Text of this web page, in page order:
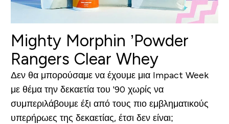
Mighty Morphin ’Powder
Rangers Clear Whey
Δεν θα μπορούσαμε να έχουμε μια Impact Week
με θέμα την δεκαετία του '90 χωρίς να
συμπεριλάβουμε έξι από τους πιο εμβληματικούς
υπερήρωες της δεκαετίας, έτσι δεν είναι;